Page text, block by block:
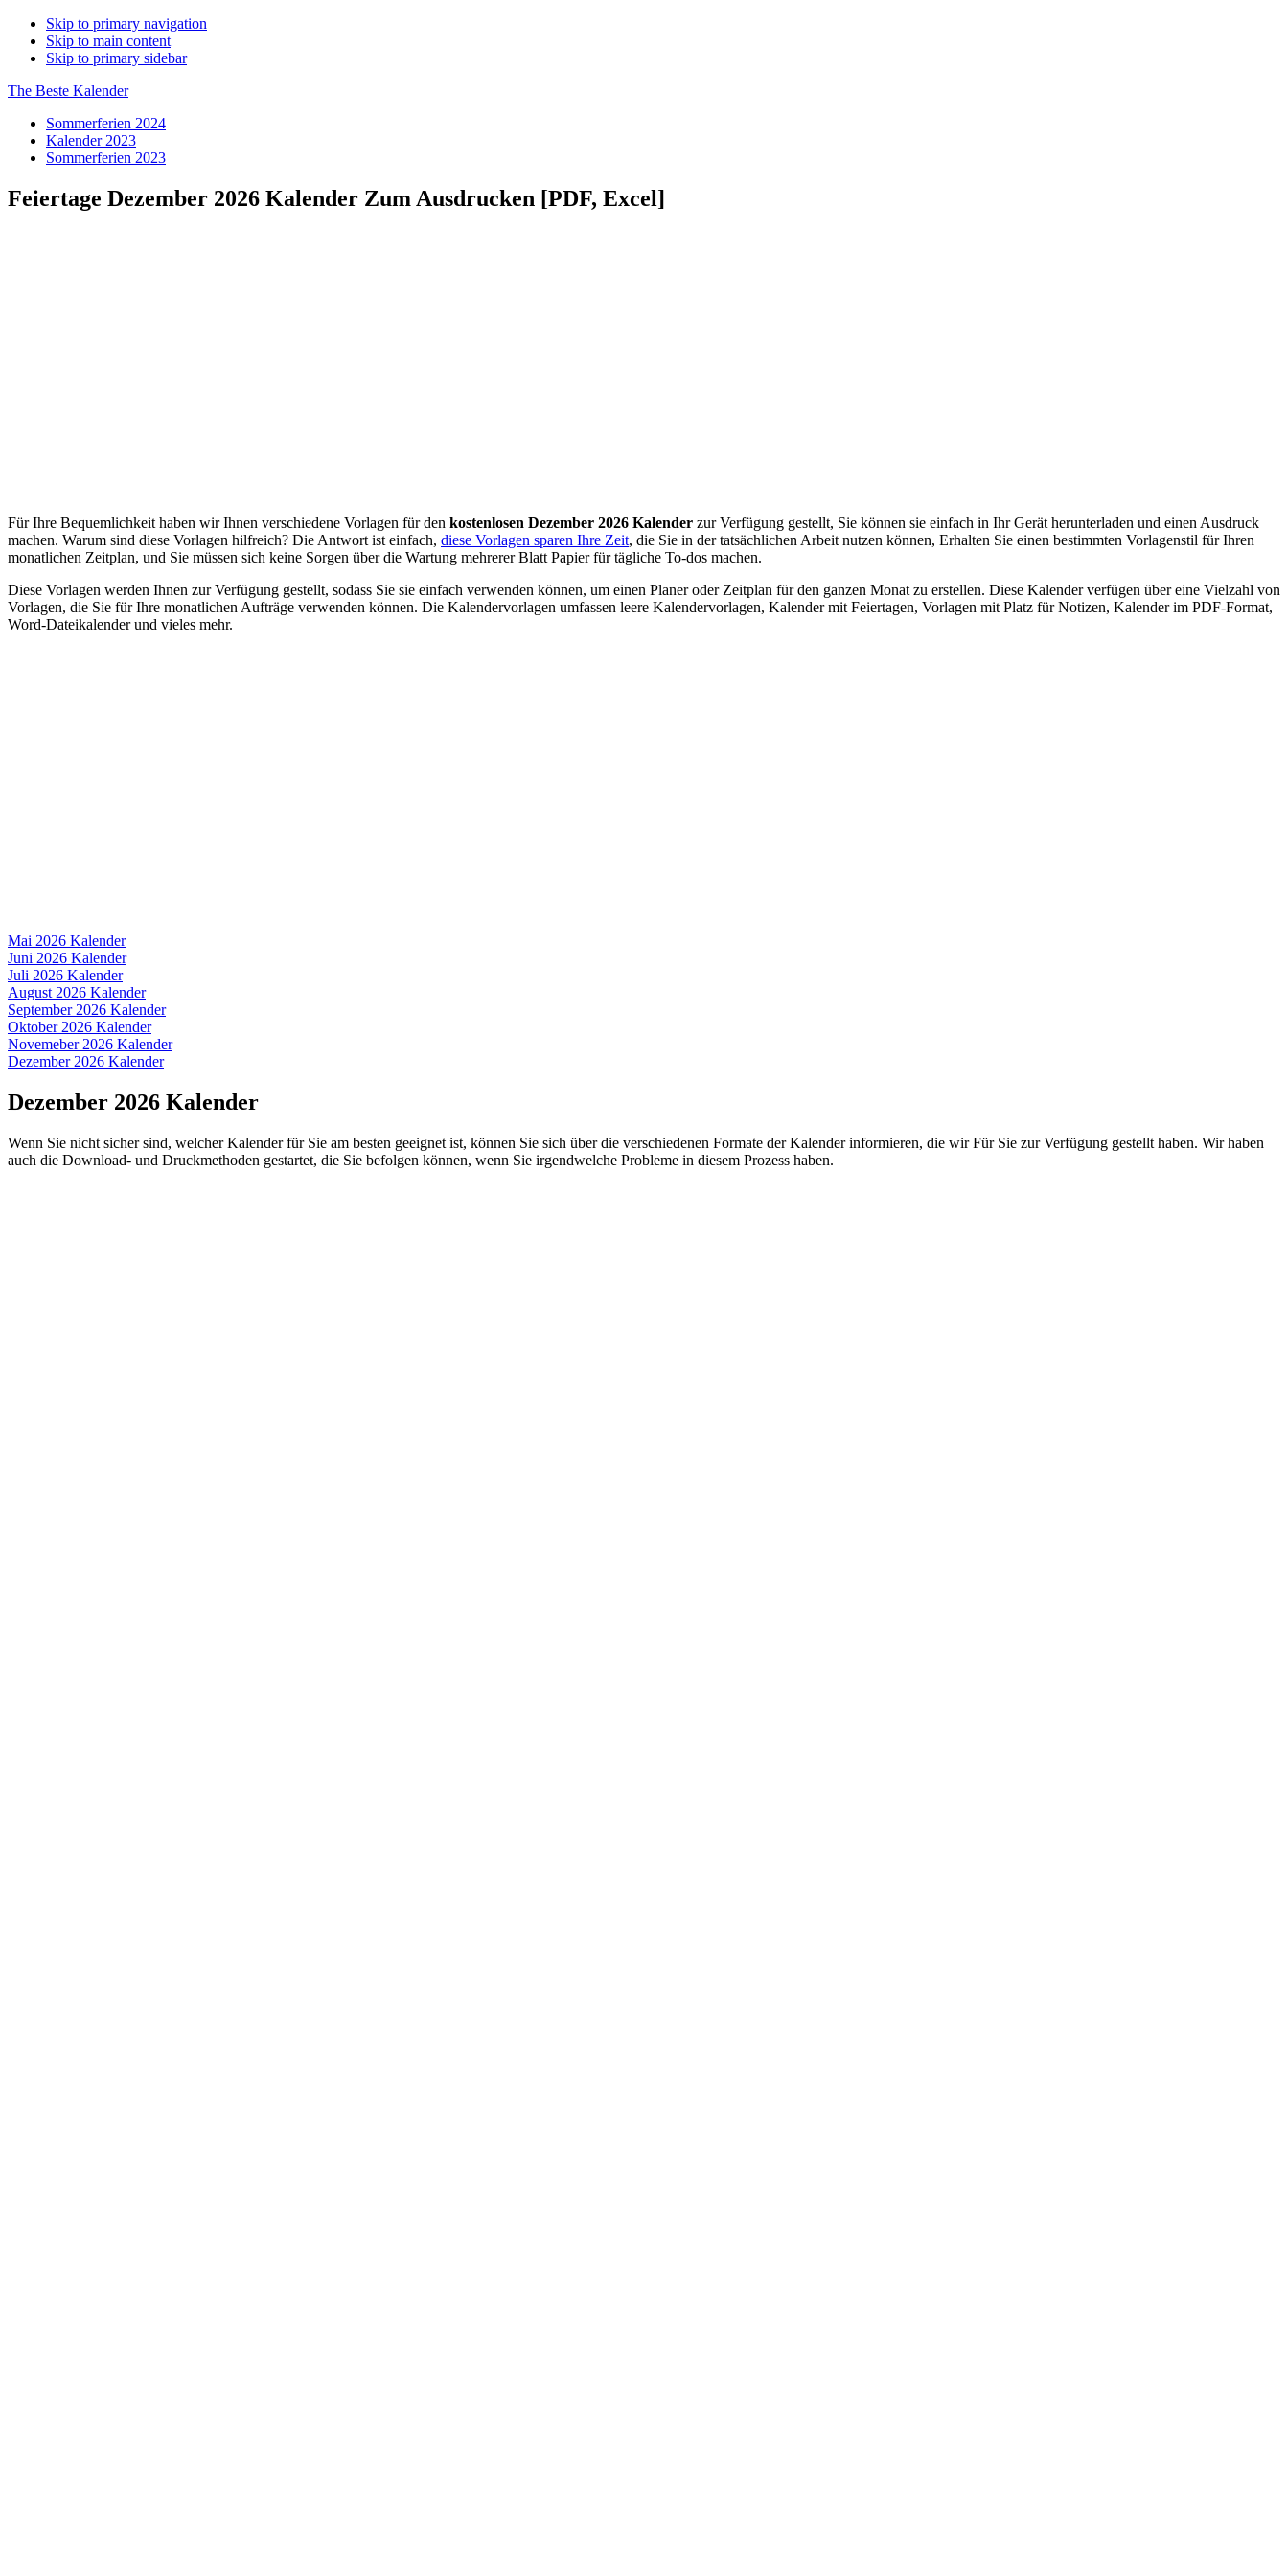
Skip to primary navigation
Skip to main content
Skip to primary sidebar
The Beste Kalender
Sommerferien 2024
Kalender 2023
Sommerferien 2023
Feiertage Dezember 2026 Kalender Zum Ausdrucken [PDF, Excel]
Für Ihre Bequemlichkeit haben wir Ihnen verschiedene Vorlagen für den kostenlosen Dezember 2026 Kalender zur Verfügung gestellt, Sie können sie einfach in Ihr Gerät herunterladen und einen Ausdruck
machen. Warum sind diese Vorlagen hilfreich? Die Antwort ist einfach, diese Vorlagen sparen Ihre Zeit, die Sie in der tatsächlichen Arbeit nutzen können, Erhalten Sie einen bestimmten Vorlagenstil für Ihren
monatlichen Zeitplan, und Sie müssen sich keine Sorgen über die Wartung mehrerer Blatt Papier für tägliche To-dos machen.
Diese Vorlagen werden Ihnen zur Verfügung gestellt, sodass Sie sie einfach verwenden können, um einen Planer oder Zeitplan für den ganzen Monat zu erstellen. Diese Kalender verfügen über eine Vielzahl von
Vorlagen, die Sie für Ihre monatlichen Aufträge verwenden können. Die Kalendervorlagen umfassen leere Kalendervorlagen, Kalender mit Feiertagen, Vorlagen mit Platz für Notizen, Kalender im PDF-Format,
Word-Dateikalender und vieles mehr.
Mai 2026 Kalender
Juni 2026 Kalender
Juli 2026 Kalender
August 2026 Kalender
September 2026 Kalender
Oktober 2026 Kalender
Novemeber 2026 Kalender
Dezember 2026 Kalender
Dezember 2026 Kalender
Wenn Sie nicht sicher sind, welcher Kalender für Sie am besten geeignet ist, können Sie sich über die verschiedenen Formate der Kalender informieren, die wir Für Sie zur Verfügung gestellt haben. Wir haben
auch die Download- und Druckmethoden gestartet, die Sie befolgen können, wenn Sie irgendwelche Probleme in diesem Prozess haben.